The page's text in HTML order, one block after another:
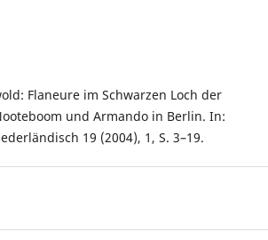
Flaneure im Schwarzen Loch der
und Armando in Berlin. In:
19 (2004), 1, S. 3–19.